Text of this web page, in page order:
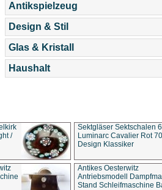
Antikspielzeug
Design & Stil
Glas & Kristall
Haushalt
/
Sektgläser Sektschalen
Luminarc Cavalier Rot
Design Klassiker
Antikes Oesterwitz
Antriebsmodell
Stand Schleifmaschine